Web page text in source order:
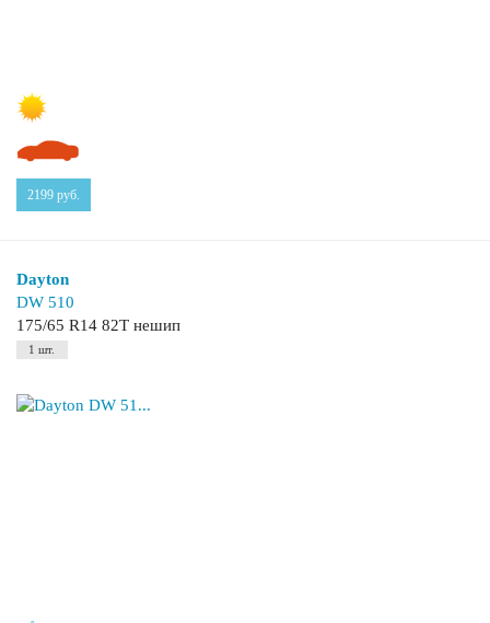
2199 руб.
Dayton
DW 510
175/65 R14 82T нешип
1 шт.